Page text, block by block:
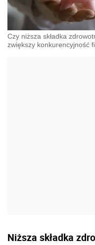
Czy niższa składka
zwiększy konkurencyjność
Niższa składka